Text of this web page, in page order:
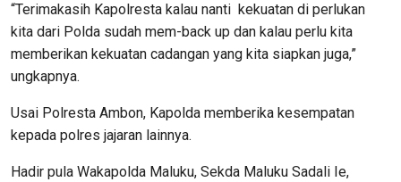
“Terimakasih Kapolresta kalau nanti kekuatan di perlukan
kita dari Polda sudah mem-back up dan kalau perlu kita
memberikan kekuatan cadangan yang kita siapkan juga,”
ungkapnya.
Usai Polresta Ambon, Kapolda memberika kesempatan
kepada polres jajaran lainnya.
Hadir pula Wakapolda Maluku, Sekda Maluku Sadali Ie,